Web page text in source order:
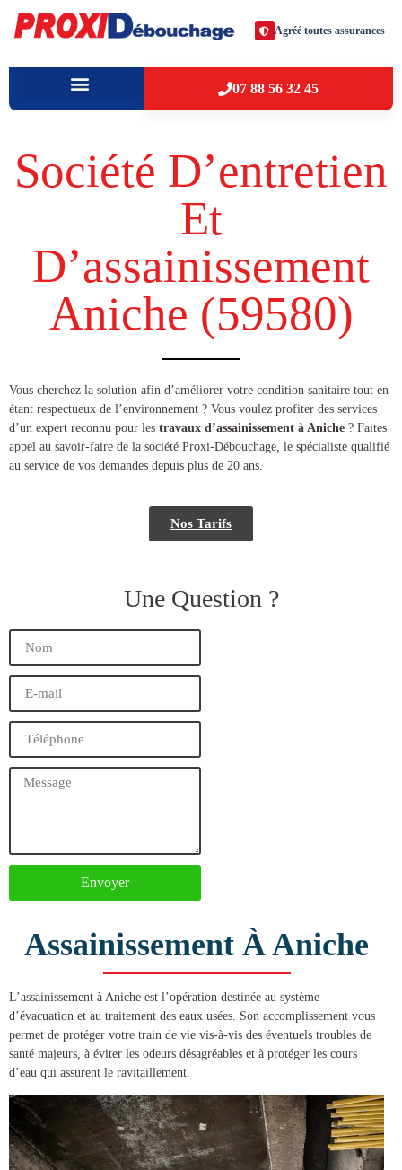
Agréé toutes assurances
07 88 56 32 45
Société D’entretien
Et
D’assainissement
Aniche (59580​)
​​Vous cherchez la solution afin d’améliorer votre condition sanitaire tout en
étant respectueux de l’environnement ? Vous voulez profiter des services
d’un expert reconnu pour les travaux d’assainissement à Aniche ? Faites
appel au savoir-faire de la société Proxi-Débouchage, le spécialiste qualifié
au service de vos demandes depuis plus de 20 ans.
Nos Tarifs
Une Question ?
Envoyer
Assainissement À Aniche
L’assainissement à Aniche est l’opération destinée au système
d’évacuation et au traitement des eaux usées. Son accomplissement vous
permet de protéger votre train de vie vis-à-vis des éventuels troubles de
santé majeurs, à éviter les odeurs désagréables et à protéger les cours
d’eau qui assurent le ravitaillement.